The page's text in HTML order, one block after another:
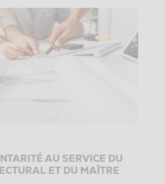
AU SERVICE DU
ET DU MAÎTRE